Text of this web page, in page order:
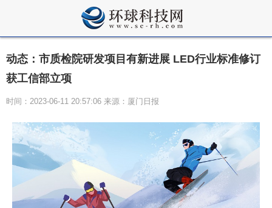
动态：市质检院研发项目有新进展 LED行业标准修订
获工信部立项
时间：2023-06-11 20:57:06 来源：厦门日报